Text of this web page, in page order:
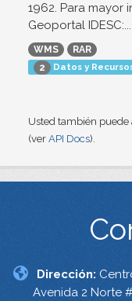
1962. Para mayor
Geoportal IDESC:...
WMS
RAR
2 Datos y
Usted también puede
(ver API Docs).
Dirección:
Avenida 2 Norte